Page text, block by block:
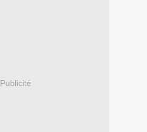
Publicité